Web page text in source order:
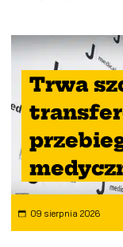
Trwa
09 sierpnia 2026